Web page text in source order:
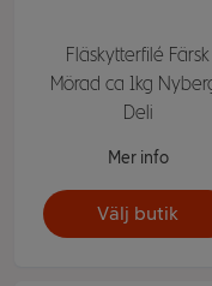
Fläskytterfilé Färsk
Mörad ca 1kg
Deli
Mer info
Välj butik